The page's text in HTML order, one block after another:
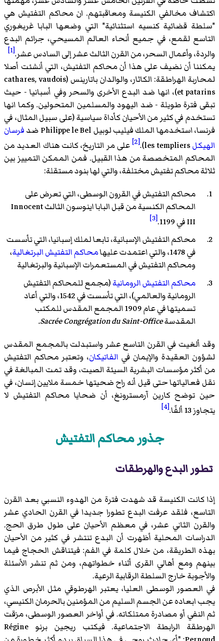
اكتشاف مخالفي الكنيسة ومعاقبتهم. ان محاكم التفتيش هي
"سلطة قضائية كنسيه استثنائية" التي وضعها البابا غريغوري
التاسع لقمع، في جميع أنحاء العالم المسيحي، جرائم البدع
والردة، وأعمال السحر، من القرن الثالث عشر إلى السادس عشر.[1]
يمكننا أن نضيف على هذا أن محاكم التفتيش، التي أنشئت أصلا
لمحاربة الهراطقة: الكاثار، والوالدان باتارينس (cathares, vaudois
et patarins)، انها ضد البدع الأخرى والسحر وفي أسبانيا - حيث
تبقى فترة طويلة - ضد اليهود والمسلمين المتحولين. وكما انها
تستخدم في كثير من الأحيان كأداة سياسية (على سبيل المثال، في
فرنسا، استخدمها الملك فيليب لوبيل Philippe le Bel ضد
فرسان
الهيكلles templiers).
[2]
على مر التاريخ، كانت هناك العديد من
المحاكم المتخصصة من هذا القبيل. فمن الممكن التمييز بين
ثلاثة محاكم تفتيش مختلفة، والتي لها بنود مستقلة:
محاكم التفتيش في القرون الوسطى، التي تعرض على
المحاكم الكنسية من قبل البابا اينوسون الثالث Innocent
III في 1199.
[3]
محاكم التفتيش الإسبانية، تابعا لملك إسبانيا، التي تأسست
في 1478، والتي اعتمدت عليها
محاكم التفتيش البرتغالية،
ومحاكم التفتيش في المستعمرات الإسبانية والبرتغالية
محاكم التفتيش الرومانية(مجمع للمحاكم التفتيش
الرومانية والعالمي)، التي تأسست في 1542، والتي أعاد
تسميتها في عام 1909 المجمع المقدس للمكتب
المقدسةSacrée Congrégation du Saint-Office.
وقد ألغيت في القرن التاسع عشر واستبدلت بالمجمع المقدس
لشؤون العقيدة والإيمان في الفاتيكان، وتعتبر محاكم التفتيش
من أكثر مؤسسات البشرية السيئة الصيت، وقد تمت المبالغة في
نقل فعالياتها حتى قيل أنه راح ضحيتها خمسة ملايين إنسان، في
حين توضح كارين آرمسترونغ، أن ضحايا محاكم التفتيش لا
يتجاوز 13 ألفًا.
[4]
جذور محاكم التفتيش
تطور البدع والهرطقات
إذا كانت الكنيسة قد شهدت فترة من الهدوء النسبي بعد القرن
التاسع، فلقد عرفت البدع تطورا جديدا في القرن الحادي عشر
والقرن الثاني عشر، في معظم الأحيان على طول طرق الحج.
الدراسات المحلية أظهرت أن البدع تنتشر في كثير من الأحيان
بهذه الطريقة، من خلال كلمة في الفم: فيتناقش الحجاج فيما
بينهم ومع أهالي القرى أثناء خطواتهم، ومن ثم تنشر الأسئلة
والأجوبة خارج السلطة الرقابية الرعية.
في العصور الوسطى العليا، يعتبر الهرطوقي مثل الأبرص الذي
يجب ابعاده عن الجسم السليم من المؤمنين بالحرمان الكنيسي،
ثم النفي أو مصادرة ممتلكاته. في أواخر العصور الوسطى، مزقت
الهرطقة الرابطة الاجتماعية. فيكتب ريجين برنو Régine